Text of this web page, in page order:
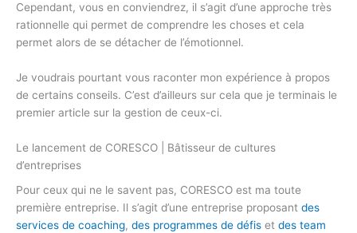
Cependant, vous en conviendrez, il s’agit d’une approche très
rationnelle qui permet de comprendre les choses et cela
permet alors de se détacher de l’émotionnel.
Je voudrais pourtant vous raconter mon expérience à propos
de certains conseils. C’est d’ailleurs sur cela que je terminais le
premier article sur la gestion de ceux-ci.
Le lancement de CORESCO | Bâtisseur de cultures
d’entreprises
Pour ceux qui ne le savent pas, CORESCO est ma toute
première entreprise. Il s’agit d’une entreprise proposant des
services de coaching, des programmes de défis et des team